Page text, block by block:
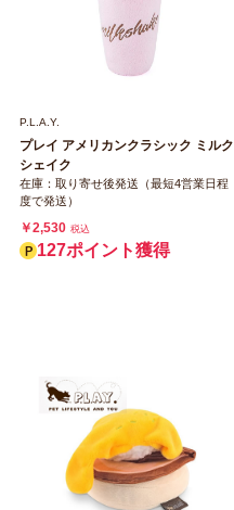
P.L.A.Y.
プレイ アメリカンクラシック ミルク
シェイク
在庫：取り寄せ後発送（最短4営業日程
度で発送）
￥2,530 税込
127ポイント獲得